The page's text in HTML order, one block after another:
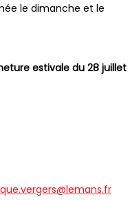
le dimanche et le
estivale du 28 juillet